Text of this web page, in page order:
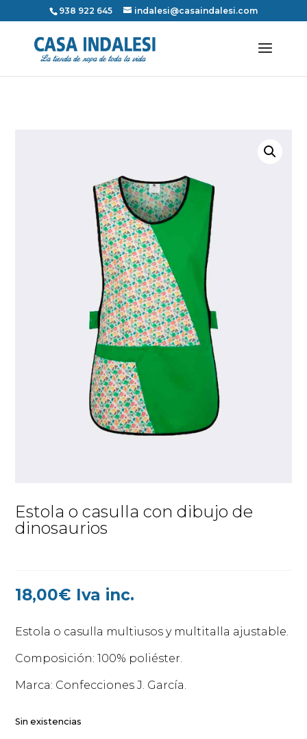
938 922 645 indalesi@casaindalesi.com
Estola o casulla con dibujo de
dinosaurios
18,00€ Iva inc.
Estola o casulla multiusos y multitalla ajustable.
Composición: 100% poliéster.
Marca: Confecciones J. García.
Sin existencias